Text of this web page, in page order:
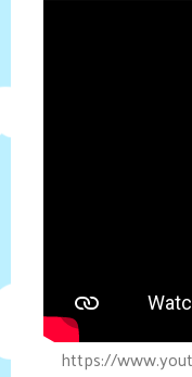
https://